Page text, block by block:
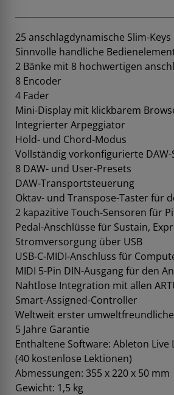
25 anschlagdynamische Slim-Keys
Sinnvolle handliche
2 Bänke mit 8 hochwertigen
8 Encoder
4 Fader
Mini-Display mit klickbarem
Integrierter Arpeggiator
Hold- und Chord-Modus
Vollständig vorkonfigurierte
8 DAW- und User-Presets
DAW-Transportsteuerung
Oktav- und Transpose-Taster für
2 kapazitive Touch-Sensoren für
Pedal-Anschlüsse für Sustain,
Stromversorgung über USB
USB-C-MIDI-Anschluss für
MIDI 5-Pin DIN-Ausgang für den
Nahtlose Integration mit allen
Smart-Assigned-Controller
Weltweit erster
5 Jahre Garantie
Enthaltene Software: Ableton
(40 kostenlose Lektionen)
Abmessungen: 355 x 220 x 50 mm
Gewicht: 1,5 kg